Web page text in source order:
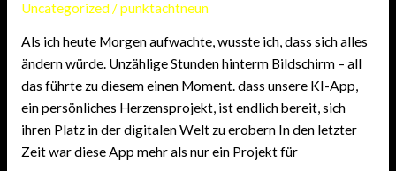
Uncategorized/punktachtneun
Als ich heute Morgen aufwachte, wusste ich, dass sich alles
ändern würde. Unzählige Stunden hinterm Bildschirm – all
das führte zu diesem einen Moment. dass unsere KI-App,
ein persönliches Herzensprojekt, ist endlich bereit, sich
ihren Platz in der digitalen Welt zu erobern In den letzter
Zeit war diese App mehr als nur ein Projekt für